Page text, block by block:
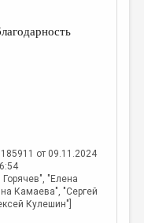
от 09.11.2024
"Елена
Камаева", "Сергей
Кулешин"]